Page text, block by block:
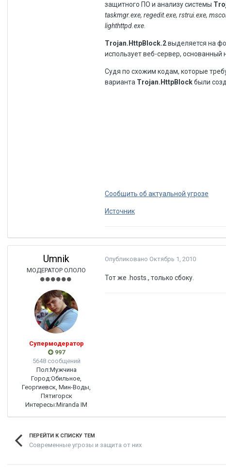
защитного ПО и анализу системы
taskmgr.exe, regedit.exe, rstrui.exe,
lighthttpd.exe
Trojan.HttpBlock.2выделяется на
использует веб-сервер, основанный
Судя по схожим кодам, которые
варианта Trojan.HttpBlockбыли
Сообщить об актуальной угрозе
Источник
Umnik
МОДЕРАТОР ОЛОЛО
Супермодератор
997
5648 сообщений
Пол:Мужчина
Город:Обильное,
Георгиевск, Мин-Воды,
Пятигорск
Интересы:Miranda IM
Опубликовано Октябрь 1, 2010
Тот же .hosts., только сбоку.
ПЕРЕЙТИ К СПИСКУ ТЕМ
Современные угрозы и защита от них